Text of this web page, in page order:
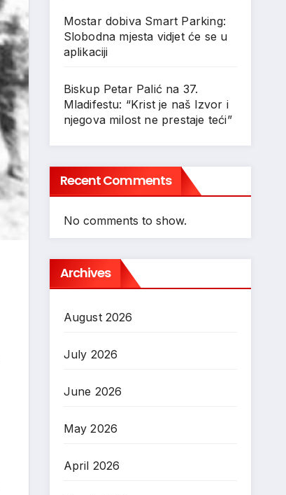
Mostar dobiva Smart Parking:
Slobodna mjesta vidjet će se u
aplikaciji
Biskup Petar Palić na 37.
Mladifestu: “Krist je naš Izvor i
njegova milost ne prestaje teći”
Recent Comments
No comments to show.
Archives
August 2026
July 2026
June 2026
May 2026
April 2026